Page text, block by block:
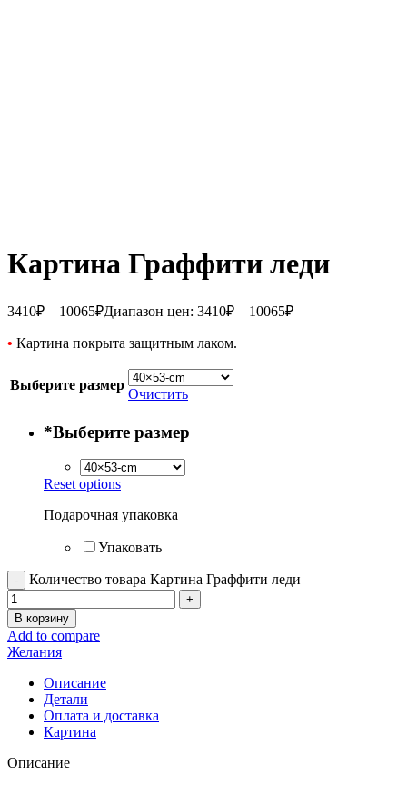
Картина Граффити леди
3410₽ – 10065₽Диапазон цен: 3410₽ – 10065₽
• Картина покрыта защитным лаком.
Выберите размер
Очистить
*Выберите размер
Reset options
Подарочная упаковка
Упаковать
Количество товара Картина Граффити леди
В корзину
Add to compare
Желания
Описание
Детали
Оплата и доставка
Картина
Описание